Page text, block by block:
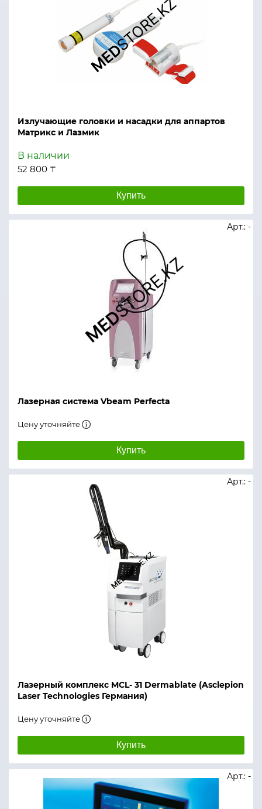
Излучающие головки и насадки для аппартов
Матрикс и Лазмик
В наличии
52 800 ₸
Купить
Лазерная система Vbeam Perfecta
Арт.: -
Цену уточняйте
Купить
Лазерный комплекс MCL- 31 Dermablate (Asclepion
Laser Technologies Германия)
Арт.: -
Цену уточняйте
Купить
Арт.: -